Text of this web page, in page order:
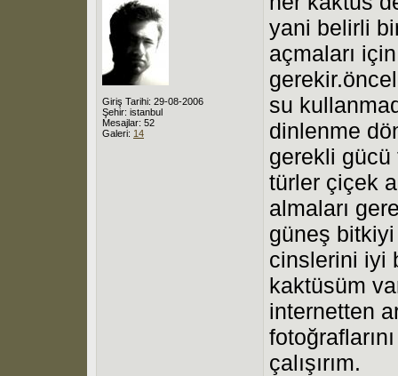
Giriş Tarihi: 29-08-2006
Şehir: istanbul
Mesajlar: 52
Galeri: 14
yani belirli
açmaları
su
dinlenme
gerekli gücü
türler çiçek
almaları
güneş
cinslerini iyi
kaktüsüm
internetten
çalışırım.